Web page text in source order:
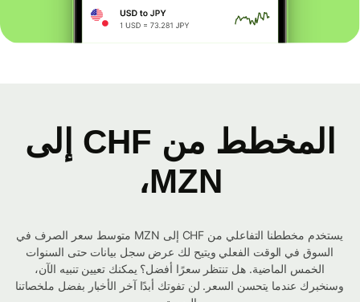
المخطط من CHF إلى
MZN،
يستخدم مخططنا التفاعلي من CHF إلى MZN متوسط ​​سعر الصرف في
السوق في الوقت الفعلي ويتيح لك عرض سجل بيانات حتى السنوات
الخمس الماضية. هل تنتظر سعرًا أفضل؟ يمكنك تعيين تنبيه الآن،
وسنخبرك عندما يتحسن السعر. لن تفوتك أبدًا آخر الأخبار بفضل ملخصاتنا